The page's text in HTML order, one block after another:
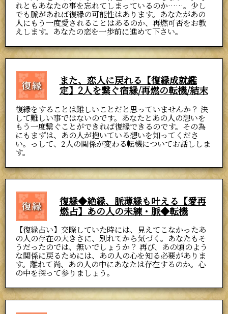
れともあなたの事を忘れてしまっているのか……。少し
でも脈があれば復縁の可能性はあります。あなたがあの
人にもう一度愛されることはあるのか、再燃可否をお教
えします。あなたの恋を一歩前に進めて下さい。
また、恋人に戻れる【復縁成就鑑
定】2人を繋ぐ宿縁/再燃の転機/結末
復縁をすることは難しいことだと思っていませんか？ 決
して難しい事ではないのです。あなたとあの人の想いを
もう一度繋ぐことができれば復縁できるのです。その為
にもまずは、あの人が抱いている想いを知ってくださ
い。っして、2人の関係が変わる転機についてお話ししま
す。
復縁◆絶縁、脈薄縁も叶える【愛再
燃占】あの人の未練・脈◆転機
【復縁占い】交際していた時には、見えてこなかったあ
の人の存在の大きさに、別れてから気づく。あなたもそ
うだったのでは、無いでしょうか？ 再び、あの頃のよう
な関係に戻るためには、あの人の心を知る必要がありま
す。離れて尚、あの人の中にあなたは存在するのか。心
の中を探って参りましょう。